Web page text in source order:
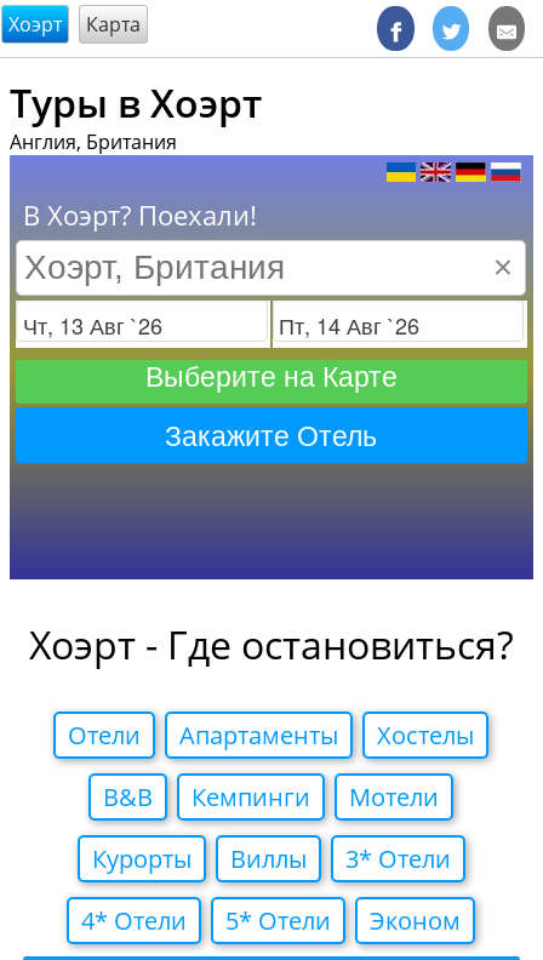
@endsectiom
Хоэрт Карта
Туры в Хоэрт
Англия, Британия
В Хоэрт? Поехали!
×
Заезд Отъезд
Выберите на Карте
Закажите Отель
Хоэрт - Где остановиться?
Отели Апартаменты
Хостелы
B&B
Кемпинги
Мотели
Курорты
Виллы
3* Отели
4* Отели
5* Отели Эконом